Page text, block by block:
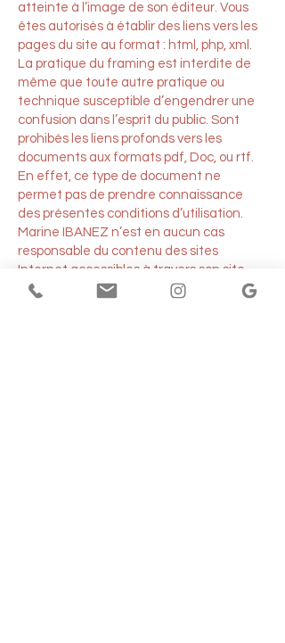
atteinte à l’image de son éditeur. Vous
êtes autorisés à établir des liens vers les
pages du site au format : html, php, xml.
La pratique du framing est interdite de
même que toute autre pratique ou
technique susceptible d’engendrer une
confusion dans l’esprit du public. Sont
prohibés les liens profonds vers les
documents aux formats pdf, Doc, ou rtf.
En effet, ce type de document ne
permet pas de prendre connaissance
des présentes conditions d’utilisation.
Marine IBANEZ n’est en aucun cas
responsable du contenu des sites
Internet accessibles à travers son site
web.